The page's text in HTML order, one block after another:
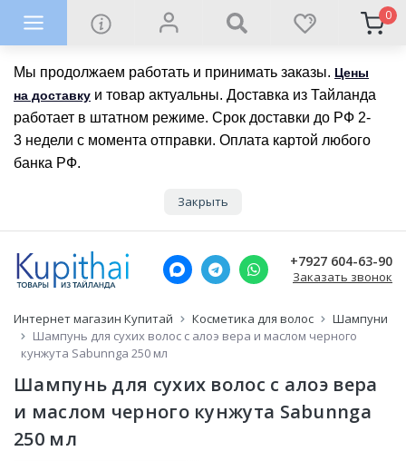
Мы продолжаем работать и принимать заказы. Цены
на доставку и товар актуальны. Доставка из Тайланда
работает в штатном режиме. Срок доставки до РФ 2-
3 недели с момента отправки. Оплата картой любого
банка РФ.
Закрыть
0
+7927 604-63-90
Заказать звонок
Интернет магазин Купитай Косметика для волос
Шампуни
Шампунь для сухих волос с алоэ вера и маслом черного
кунжута Sabunnga 250 мл
Шампунь для сухих волос с алоэ вера
и маслом черного кунжута Sabunnga
250 мл